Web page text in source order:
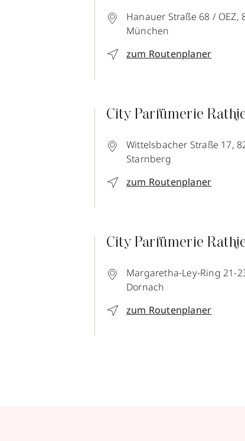
Hanauer Straße 68 / OEZ,
München
zum Routenplaner
City Parfümerie
Wittelsbacher Straße 17,
Starnberg
zum Routenplaner
City Parfümerie
Margaretha-Ley-Ring 21-
Dornach
zum Routenplaner